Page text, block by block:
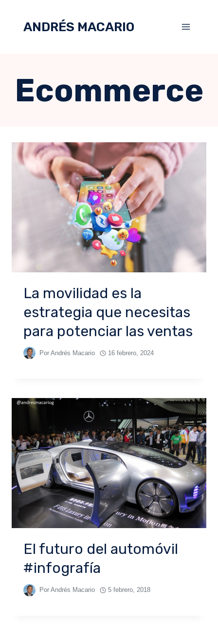
ANDRÉS MACARIO
Ecommerce
La movilidad es la
estrategia que necesitas
para potenciar las ventas
Por Andrés Macario 16 febrero, 2024
El futuro del automóvil
#infografía
Por Andrés Macario 5 febrero, 2018